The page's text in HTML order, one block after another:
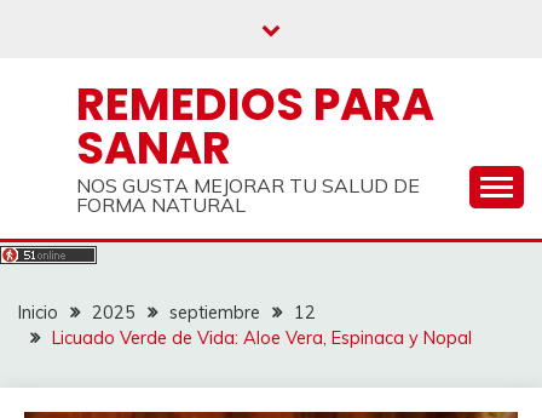
REMEDIOS PARA
SANAR
NOS GUSTA MEJORAR TU SALUD DE
FORMA NATURAL
Inicio 2025 septiembre
12
Licuado Verde de Vida: Aloe Vera, Espinaca y Nopal